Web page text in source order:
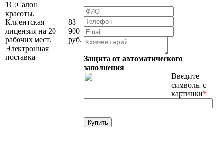
1С:Салон
красоты.
Клиентская
лицензия на 20
рабочих мест.
Электронная
поставка
88
900
руб.
Защита от автоматического
заполнения
Введите
символы с
картинки*